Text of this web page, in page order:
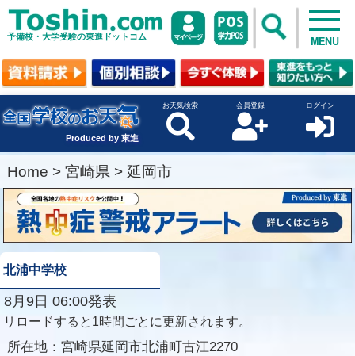
予備校・大学受験の東進ドットコム MENU
Produced by 東進
お天気検索 会員登録 ログイン
Home > 宮崎県 > 延岡市
北浦中学校
8月9日 06:00発表
リロードすると1時間ごとに更新されます。
所在地： 宮崎県延岡市北浦町古江2270